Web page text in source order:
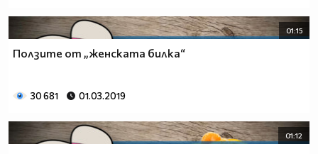
01:15
Ползите от „женската билка“
30 681 01.03.2019
01:12